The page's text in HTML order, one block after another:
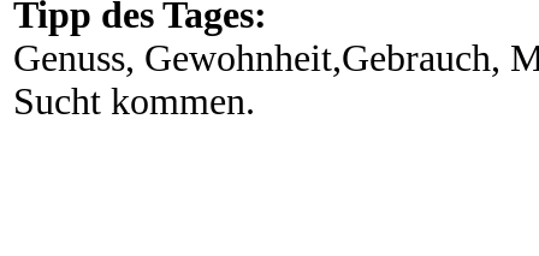
Tipp des Tages:
Genuss, Gewohnheit,Gebrauch,
Sucht kommen.